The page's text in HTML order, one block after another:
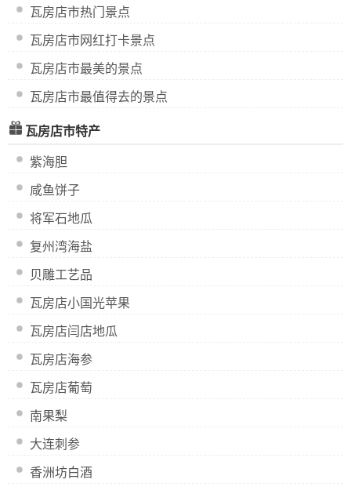
瓦房店市热门景点
瓦房店市网红打卡景点
瓦房店市最美的景点
瓦房店市最值得去的景点
瓦房店市特产
紫海胆
咸鱼饼子
将军石地瓜
复州湾海盐
贝雕工艺品
瓦房店小国光苹果
瓦房店闫店地瓜
瓦房店海参
瓦房店葡萄
南果梨
大连刺参
香洲坊白酒